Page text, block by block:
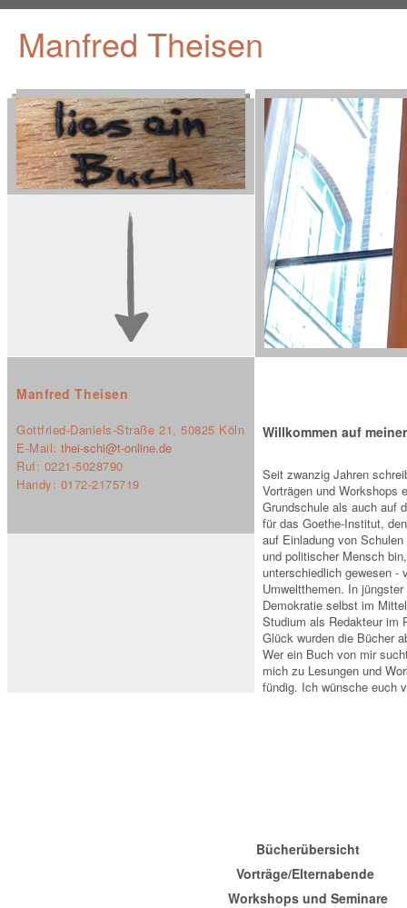
Manfred Theisen
Seit zwanzig Jahren
Vorträgen und Workshops
Grundschule als auch auf
für das Goethe-Institut,
auf Einladung von
und politischer Mensch
unterschiedlich gewesen -
Umweltthemen. In
Demokratie selbst im
Studium als Redakteur im
Glück wurden die Bücher
Wer ein Buch von mir
mich zu Lesungen und
fündig. Ich wünsche euch
Willkommen auf
Manfred Theisen
Gottfried-Daniels-Straße 21, 50825 Köln
E-Mail:thei-schi@t-online.de
Ruf: 0221-5028790
Handy: 0172-2175719
Bücherübersicht
Workshops und Seminare
Vorträge/Elternabende